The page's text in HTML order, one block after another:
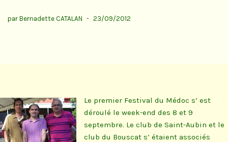
par Bernadette CATALAN 23/09/2012
Le premier Festival du Médoc s’ est
déroulé le week-end des 8 et 9
septembre. Le club de Saint-Aubin et le
club du Bouscat s’ étaient associés